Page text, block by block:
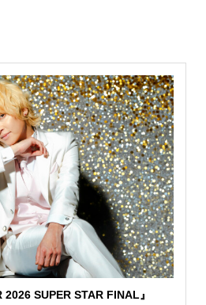
2026 SUPER STAR FINAL』